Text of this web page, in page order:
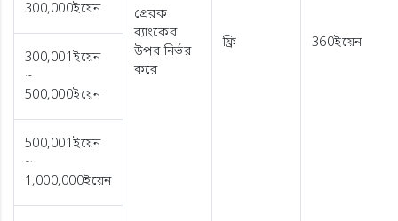
প্রেরক
ব্যাংকের
উপর নির্ভর
করে
ফ্রি 360ইয়েন
300,000ইয়েন
300,001ইয়েন
~
500,000ইয়েন
500,001ইয়েন
~
1,000,000ইয়েন